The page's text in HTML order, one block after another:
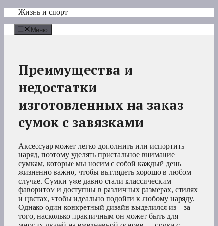
Перейти
содержимому
Жизнь и спорт
Меню
Преимущества и
недостатки
изготовленных на заказ
сумок с завязками
Аксессуар может легко дополнить или испортить
наряд, поэтому уделять пристальное внимание
сумкам, которые мы носим с собой каждый день,
жизненно важно, чтобы выглядеть хорошо в любом
случае. Сумки уже давно стали классическим
фаворитом и доступны в различных размерах, стилях
и цветах, чтобы идеально подойти к любому наряду.
Однако один конкретный дизайн выделился из—за
того, насколько практичным он может быть для